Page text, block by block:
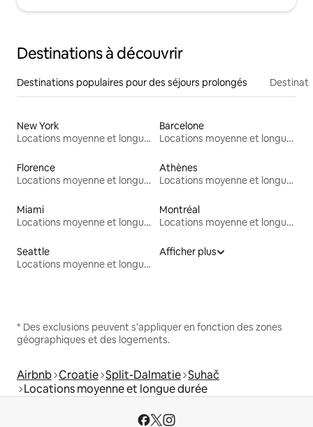
Destinations à découvrir
Destinations populaires pour des séjours prolongés
New York
Locations moyenne et longue durée
Barcelone
Locations moyenne et longue durée
Florence
Locations moyenne et longue durée
Athènes
Locations moyenne et longue durée
Miami
Locations moyenne et longue durée
Montréal
Locations moyenne et longue durée
Seattle
Locations moyenne et longue durée
Afficher plus
* Des exclusions peuvent s'appliquer en fonction des zones
géographiques et des logements.
Airbnb Croatie Split-Dalmatie Suhač
Locations moyenne et longue durée